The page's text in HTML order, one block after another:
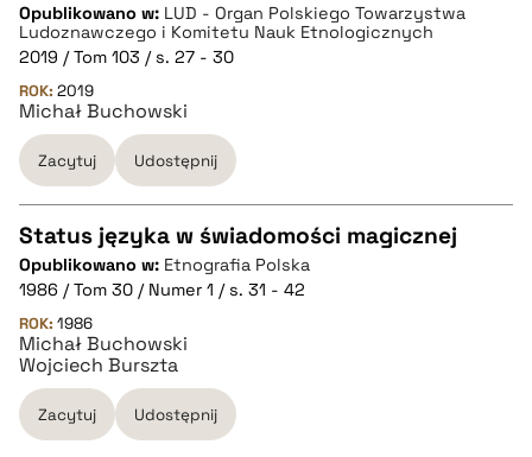
pobierz cytat
BIBTEX
pobierz cytat
Opublikowano w: LUD - Organ Polskiego Towarzystwa
Ludoznawczego i Komitetu Nauk Etnologicznych
2019 / Tom 103 / s. 27 - 30
ROK: 2019
Michał Buchowski
Zacytuj Udostępnij
CZYSTY TEKST
pobierz cytat
BIBTEX
Status języka w świadomości magicznej
Opublikowano w: Etnografia Polska
1986 / Tom 30 / Numer 1 / s. 31 - 42
ROK: 1986
Michał Buchowski
Wojciech Burszta
Zacytuj Udostępnij